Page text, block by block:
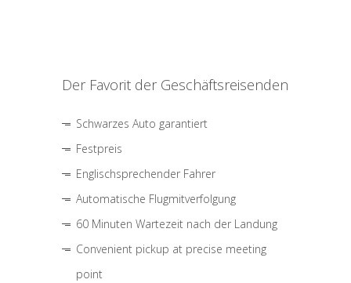
Der Favorit der Geschäftsreisenden
Schwarzes Auto garantiert
Festpreis
Englischsprechender Fahrer
Automatische Flugmitverfolgung
60 Minuten Wartezeit nach der Landung
Convenient pickup at precise meeting
point